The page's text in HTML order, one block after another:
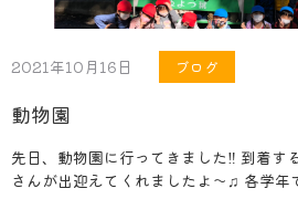
2021年10月16日 ブログ
動物園
先日、動物園に行ってきました‼︎ 到着す
さんが出迎えてくれましたよ〜♫ 各学